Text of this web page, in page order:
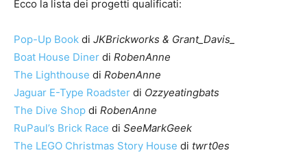
Ecco la lista dei progetti qualificati:
Pop-Up Book di JKBrickworks & Grant_Davis_
Boat House Diner di RobenAnne
The Lighthouse di RobenAnne
Jaguar E-Type Roadster di Ozzyeatingbats
The Dive Shop di RobenAnne
RuPaul’s Brick Race di SeeMarkGeek
The LEGO Christmas Story House di twrt0es